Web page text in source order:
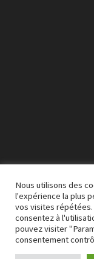
00:00
Nous utilisons des
l'expérience la plus
vos visites répétées.
consentez à
pouvez visiter
consentement